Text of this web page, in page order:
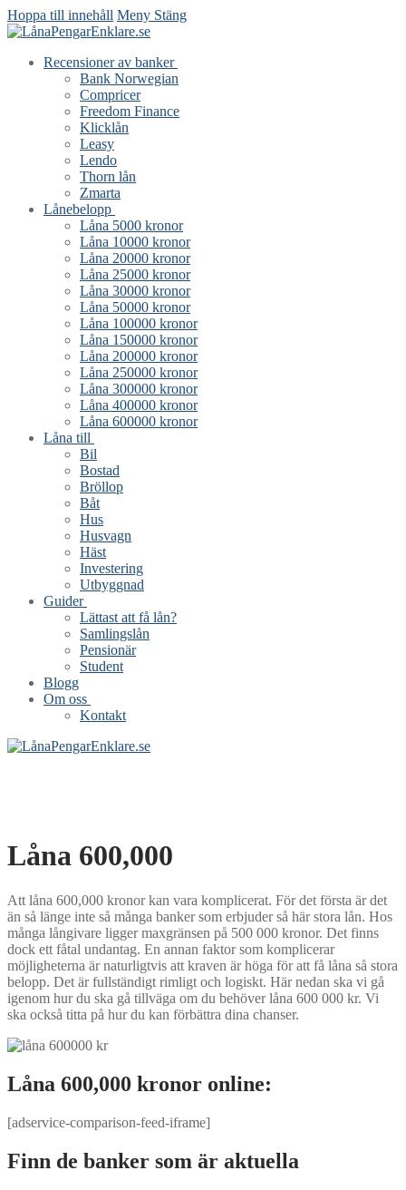
Hoppa till innehåll Meny Stäng
Recensioner av banker
Bank Norwegian
Compricer
Freedom Finance
Klicklån
Leasy
Lendo
Thorn lån
Zmarta
Lånebelopp
Låna 5000 kronor
Låna 10000 kronor
Låna 20000 kronor
Låna 25000 kronor
Låna 30000 kronor
Låna 50000 kronor
Låna 100000 kronor
Låna 150000 kronor
Låna 200000 kronor
Låna 250000 kronor
Låna 300000 kronor
Låna 400000 kronor
Låna 600000 kronor
Låna till
Bil
Bostad
Bröllop
Båt
Hus
Husvagn
Häst
Investering
Utbyggnad
Guider
Lättast att få lån?
Samlingslån
Pensionär
Student
Blogg
Om oss
Kontakt
Låna 600,000
Att låna 600,000 kronor kan vara komplicerat. För det första är det
än så länge inte så många banker som erbjuder så här stora lån. Hos
många långivare ligger maxgränsen på 500 000 kronor. Det finns
dock ett fåtal undantag. En annan faktor som komplicerar
möjligheterna är naturligtvis att kraven är höga för att få låna så stora
belopp. Det är fullständigt rimligt och logiskt. Här nedan ska vi gå
igenom hur du ska gå tillväga om du behöver låna 600 000 kr. Vi
ska också titta på hur du kan förbättra dina chanser.
Låna 600,000 kronor online:
[adservice-comparison-feed-iframe]
Finn de banker som är aktuella